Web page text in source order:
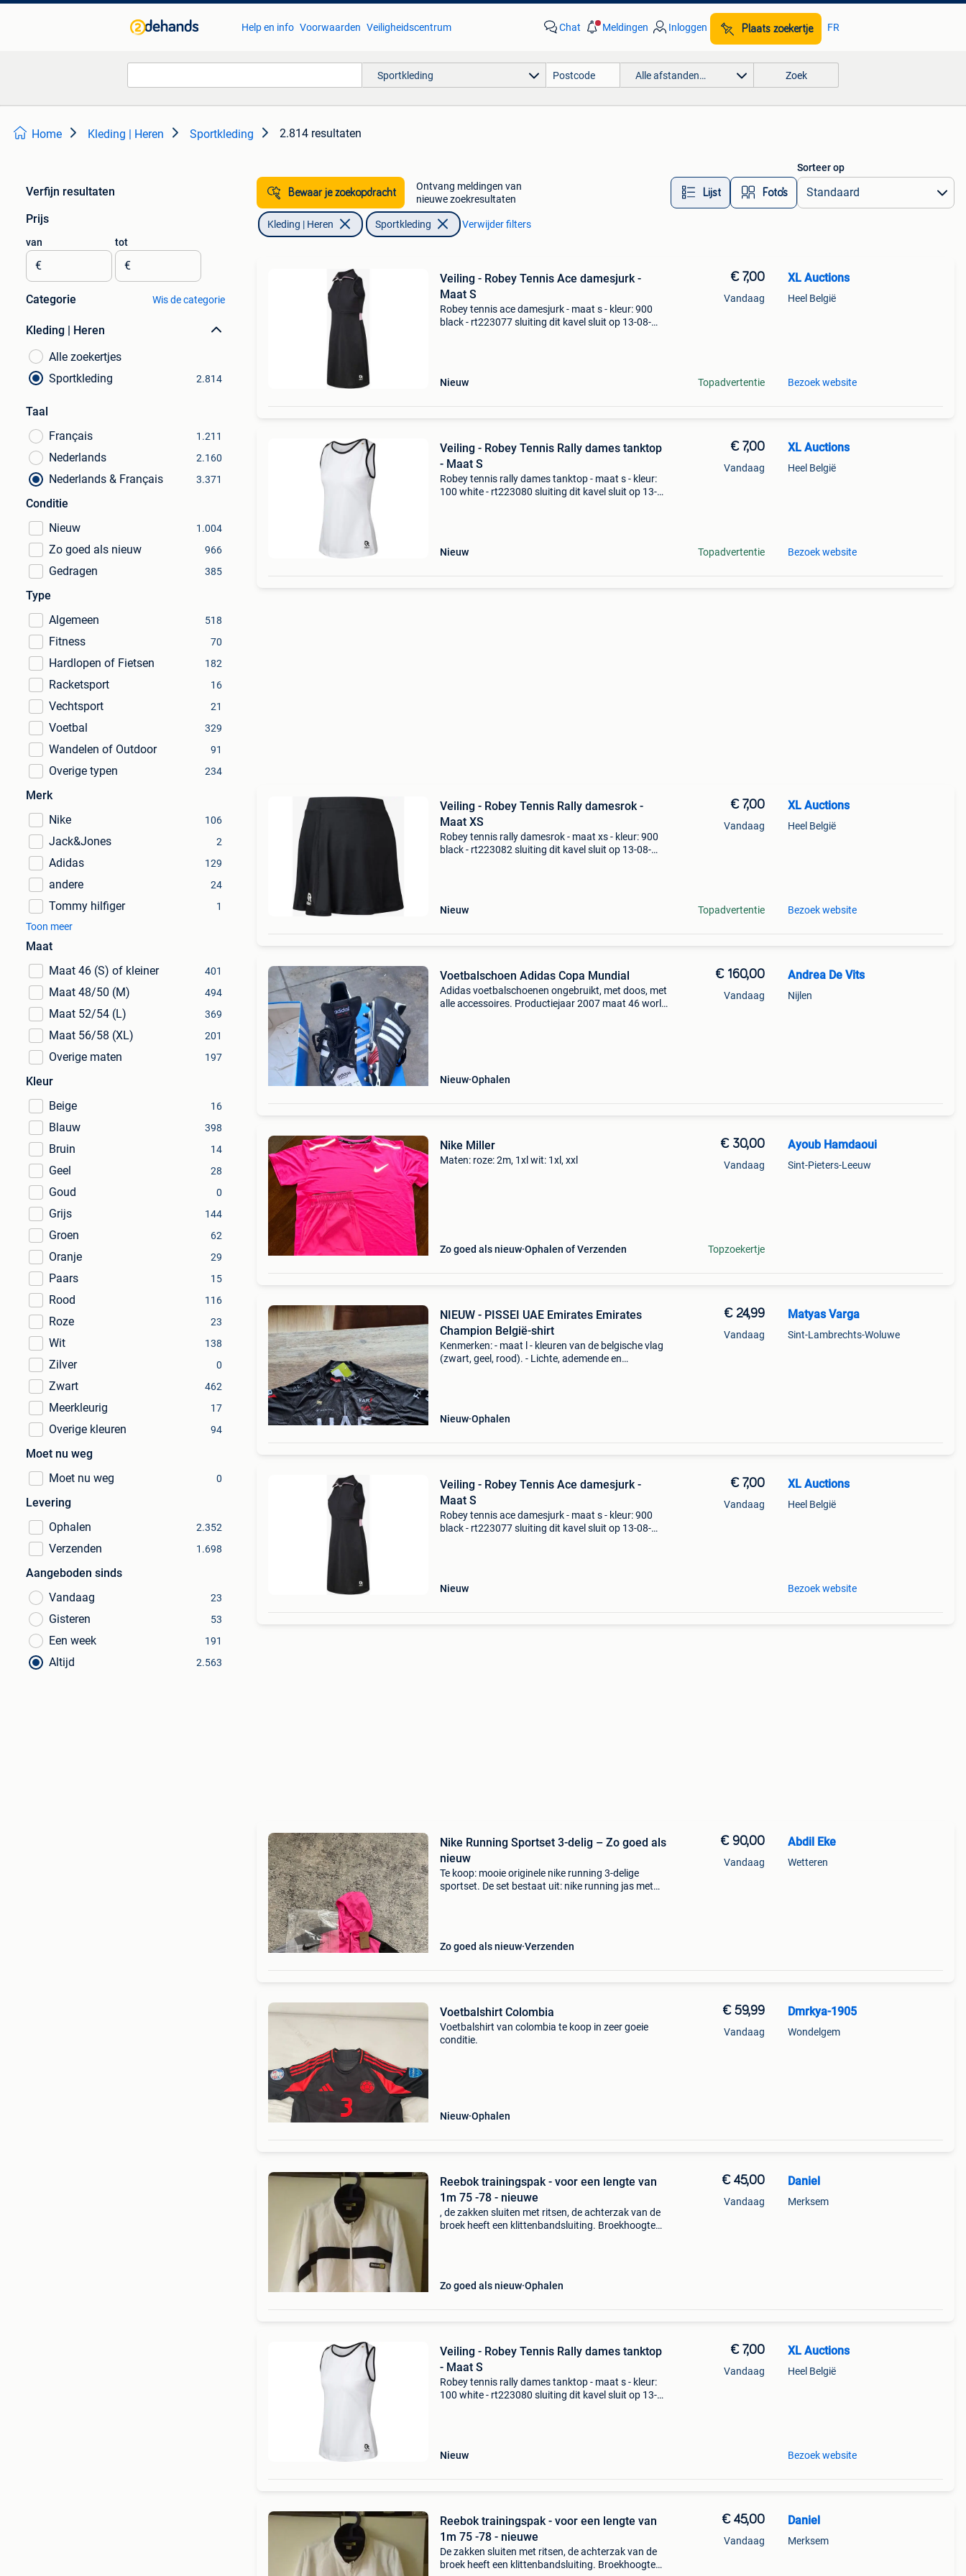
Help en info Voorwaarden Veiligheidscentrum Chat Meldingen Inloggen Plaats zoekertje FR
Sportkleding Alle afstanden… Zoek
Home Kleding | Heren Sportkleding 2.814 resultaten
Verfijn resultaten
Prijs
van
€
tot
€
Categorie Wis de categorie
Kleding | Heren
Alle zoekertjes
Sportkleding
2.814
Taal
Français
1.211
Nederlands 2.160
Nederlands & Français 3.371
Conditie
Nieuw
1.004
Zo goed als nieuw 966
Gedragen 385
Type
Algemeen
518
Fitness 70
Hardlopen of Fietsen 182
Racketsport 16
Vechtsport 21
Voetbal 329
Wandelen of Outdoor 91
Overige typen 234
Merk
Nike
106
Jack&Jones 2
Adidas 129
andere 24
Tommy hilfiger
1
Toon meer
Maat
Maat 46 (S) of kleiner
401
Maat 48/50 (M) 494
Maat 52/54 (L) 369
Maat 56/58 (XL) 201
Overige maten 197
Kleur
Beige
16
Blauw 398
Bruin 14
Geel 28
Goud 0
Grijs 144
Groen 62
Oranje 29
Paars 15
Rood 116
Roze 23
Wit 138
Zilver 0
Zwart 462
Meerkleurig 17
Overige kleuren 94
Moet nu weg
Moet nu weg
0
Levering
Ophalen
2.352
Verzenden 1.698
Aangeboden sinds
Vandaag
23
Gisteren 53
Een week 191
Altijd 2.563
Bewaar je zoekopdracht
Ontvang meldingen van
nieuwe zoekresultaten
Lijst Foto’s
Sorteer op
Kleding | Heren Sportkleding Verwijder filters
Veiling - Robey Tennis Ace damesjurk -
Maat S
Robey tennis ace damesjurk - maat s - kleur: 900
black - rt223077 sluiting dit kavel sluit op 13-08-
Nieuw
€ 7,00
Vandaag
Topadvertentie
XL Auctions
Heel België
Bezoek website
Veiling - Robey Tennis Rally dames tanktop
- Maat S
Robey tennis rally dames tanktop - maat s - kleur:
100 white - rt223080 sluiting dit kavel sluit op 13-
Nieuw
€ 7,00
Vandaag
Topadvertentie
XL Auctions
Heel België
Bezoek website
Veiling - Robey Tennis Rally damesrok -
Maat XS
Robey tennis rally damesrok - maat xs - kleur: 900
black - rt223082 sluiting dit kavel sluit op 13-08-
Nieuw
€ 7,00
Vandaag
Topadvertentie
XL Auctions
Heel België
Bezoek website
Voetbalschoen Adidas Copa Mundial
Adidas voetbalschoenen ongebruikt, met doos, met
alle accessoires. Productiejaar 2007 maat 46 world
Nieuw Ophalen
€ 160,00
Vandaag
Andrea De Vits
Nijlen
Nike Miller
Maten: roze: 2m, 1xl wit: 1xl, xxl
Zo goed als nieuw Ophalen of Verzenden
€ 30,00
Vandaag
Topzoekertje
Ayoub Hamdaoui
Sint-Pieters-Leeuw
NIEUW - PISSEI UAE Emirates Emirates
Champion België-shirt
Kenmerken: - maat l - kleuren van de belgische vlag
(zwart, geel, rood). - Lichte, ademende en
Nieuw Ophalen
€ 24,99
Vandaag
Matyas Varga
Sint-Lambrechts-Woluwe
Veiling - Robey Tennis Ace damesjurk -
Maat S
Robey tennis ace damesjurk - maat s - kleur: 900
black - rt223077 sluiting dit kavel sluit op 13-08-
Nieuw
€ 7,00
Vandaag
XL Auctions
Heel België
Bezoek website
Nike Running Sportset 3-delig – Zo goed als
nieuw
Te koop: mooie originele nike running 3-delige
sportset. De set bestaat uit: nike running jas met
Zo goed als nieuw Verzenden
€ 90,00
Vandaag
Abdil Eke
Wetteren
Voetbalshirt Colombia
Voetbalshirt van colombia te koop in zeer goeie
conditie.
Nieuw Ophalen
€ 59,99
Vandaag
Dmrkya-1905
Wondelgem
Reebok trainingspak - voor een lengte van
1m 75 -78 - nieuwe
, de zakken sluiten met ritsen, de achterzak van de
broek heeft een klittenbandsluiting. Broekhoogte
Zo goed als nieuw Ophalen
€ 45,00
Vandaag
Daniel
Merksem
Veiling - Robey Tennis Rally dames tanktop
- Maat S
Robey tennis rally dames tanktop - maat s - kleur:
100 white - rt223080 sluiting dit kavel sluit op 13-
Nieuw
€ 7,00
Vandaag
XL Auctions
Heel België
Bezoek website
Reebok trainingspak - voor een lengte van
1m 75 -78 - nieuwe
De zakken sluiten met ritsen, de achterzak van de
broek heeft een klittenbandsluiting. Broekhoogte
€ 45,00
Vandaag
Daniel
Merksem